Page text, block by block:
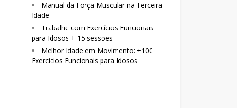
Manual da Força Muscular na Terceira
Idade
Trabalhe com Exercícios Funcionais
para Idosos + 15 sessões
Melhor Idade em Movimento: +100
Exercícios Funcionais para Idosos